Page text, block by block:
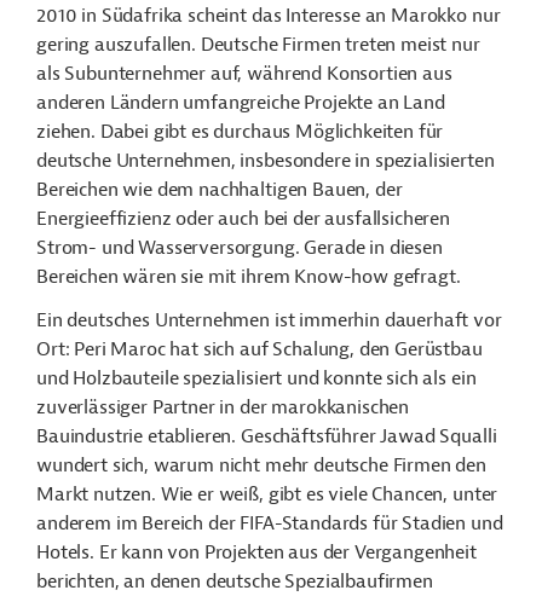
2010 in Südafrika scheint das Interesse an Marokko nur
gering auszufallen. Deutsche Firmen treten meist nur
als Subunternehmer auf, während Konsortien aus
anderen Ländern umfangreiche Projekte an Land
ziehen. Dabei gibt es durchaus Möglichkeiten für
deutsche Unternehmen, insbesondere in spezialisierten
Bereichen wie dem nachhaltigen Bauen, der
Energieeffizienz oder auch bei der ausfallsicheren
Strom- und Wasserversorgung. Gerade in diesen
Bereichen wären sie mit ihrem Know-how gefragt.
Ein deutsches Unternehmen ist immerhin dauerhaft vor
Ort: Peri Maroc hat sich auf Schalung, den Gerüstbau
und Holzbauteile spezialisiert und konnte sich als ein
zuverlässiger Partner in der marokkanischen
Bauindustrie etablieren. Geschäftsführer Jawad Squalli
wundert sich, warum nicht mehr deutsche Firmen den
Markt nutzen. Wie er weiß, gibt es viele Chancen, unter
anderem im Bereich der FIFA-Standards für Stadien und
Hotels. Er kann von Projekten aus der Vergangenheit
berichten, an denen deutsche Spezialbaufirmen